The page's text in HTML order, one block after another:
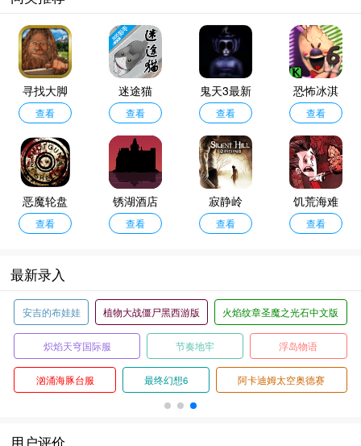
寻找大脚
怪
查看
迷途猫
查看
鬼天3最新
版本
查看
恐怖冰淇
淋6Outwitt
模组版
查看
恶魔轮盘
游戏中文
查看
锈湖酒店
查看
寂静岭
查看
饥荒海难
诺亚
查看
最新录入
安吉的布娃娃 植物大战僵尸黑西游版 火焰纹章圣魔之光石中文版
炽焰天穹国际服 节奏地牢 浮岛物语
汹涌海豚台服 最终幻想6 阿卡迪姆太空奥德赛